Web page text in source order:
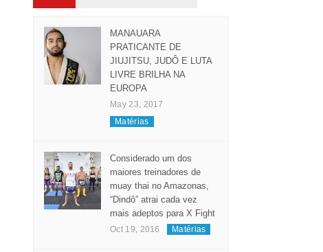
MANAUARA
PRATICANTE DE
JIUJITSU, JUDÔ E LUTA
LIVRE BRILHA NA
EUROPA
May 23, 2017
Matérias
Considerado um dos
maiores treinadores de
muay thai no Amazonas,
“Dindô” atrai cada vez
mais adeptos para X Fight
Oct 19, 2016 Matérias